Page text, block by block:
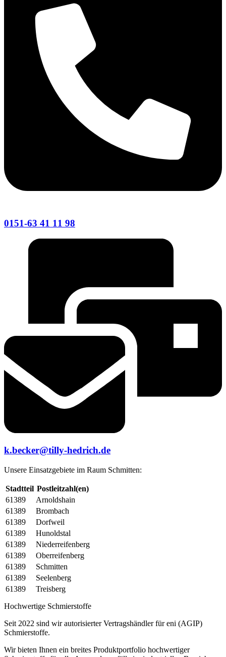
0151-63 41 11 98
k.becker@tilly-hedrich.de
Unsere Einsatzgebiete im Raum Schmitten:
Stadtteil Postleitzahl(en)
61389
Arnoldshain
61389
Brombach
61389
Dorfweil
61389
Hunoldstal
61389
Niederreifenberg
61389
Oberreifenberg
61389
Schmitten
61389
Seelenberg
61389
Treisberg
Hochwertige Schmierstoffe
Seit 2022 sind wir autorisierter Vertragshändler für eni (AGIP)
Schmierstoffe.
Wir bieten Ihnen ein breites Produktportfolio hochwertiger